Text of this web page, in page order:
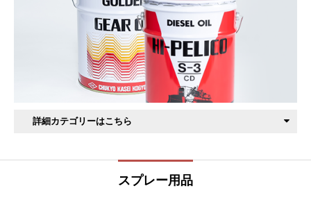
ウレタン用
フッ素・シリコンゴム用
ＣＦＲＰ用（金型コーティング）
水溶性タイプ熱硬化性樹脂用 ラッシュコート
フッ素・シリコンゴム用（フッ素タイプ）
一般合成ゴム用（シリコンタイプ）
一般合成ゴム用（フッ素・シリコンタイプ）
詳細カテゴリーはこちら
ガソリン車用
ディーゼル車用スプレー用品